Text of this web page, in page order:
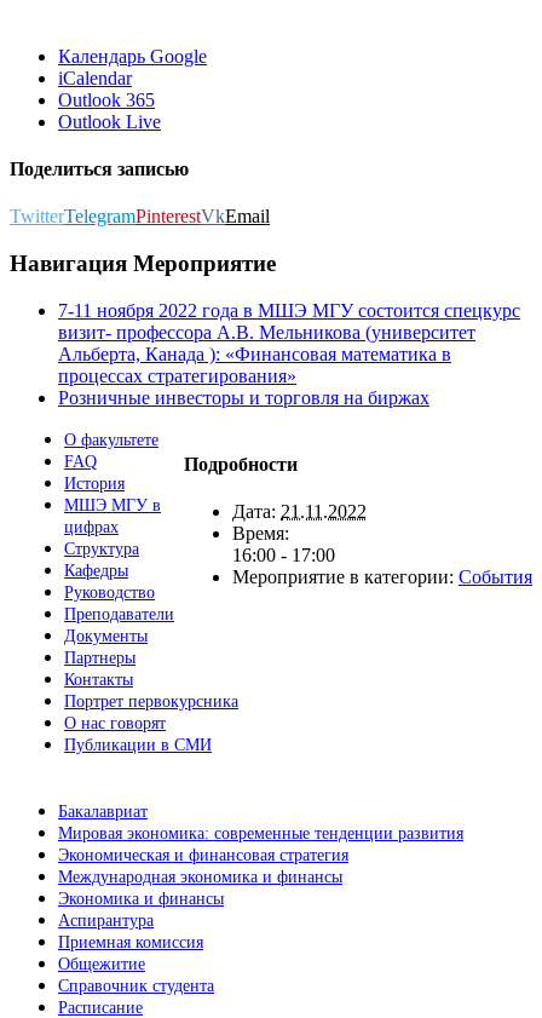
Календарь Google
iCalendar
Outlook 365
Outlook Live
Поделиться записью
TwitterTelegramPinterestVkEmail
Навигация Мероприятие
7-11 ноября 2022 года в МШЭ МГУ состоится спецкурс
визит- профессора А.В. Мельникова (университет
Альберта, Канада ): «Финансовая математика в
процессах стратегирования»
Розничные инвесторы и торговля на биржах
Подробности
Дата: 21.11.2022
Время:
16:00 - 17:00
Мероприятие в категории: События
О факультете
FAQ
История
МШЭ МГУ в
цифрах
Структура
Кафедры
Руководство
Преподаватели
Документы
Партнеры
Контакты
Портрет первокурсника
О нас говорят
Публикации в СМИ
Бакалавриат
Мировая экономика: современные тенденции развития
Экономическая и финансовая стратегия
Международная экономика и финансы
Экономика и финансы
Аспирантура
Приемная комиссия
Общежитие
Справочник студента
Расписание